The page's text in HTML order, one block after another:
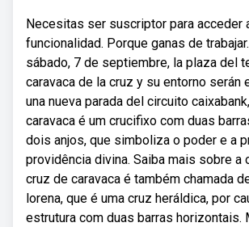
Necesitas ser suscriptor para acceder
funcionalidad. Porque ganas de
sábado, 7 de septiembre, la plaza del
caravaca de la cruz y su entorno serán
una nueva parada del circuito
caravaca é um crucifixo com duas
dois anjos, que simboliza o poder e a
providência divina. Saiba mais sobre a
cruz de caravaca é também chamada
lorena, que é uma cruz heráldica, por
estrutura com duas barras horizontais.